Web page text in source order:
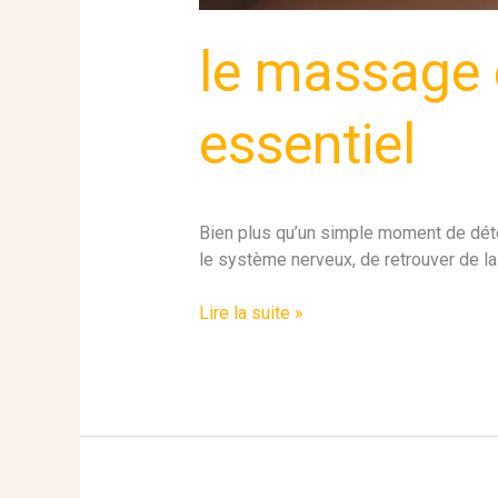
le
essentiel
Bien plus qu’un simple moment de
le système nerveux, de retrouver de
Lire la suite »